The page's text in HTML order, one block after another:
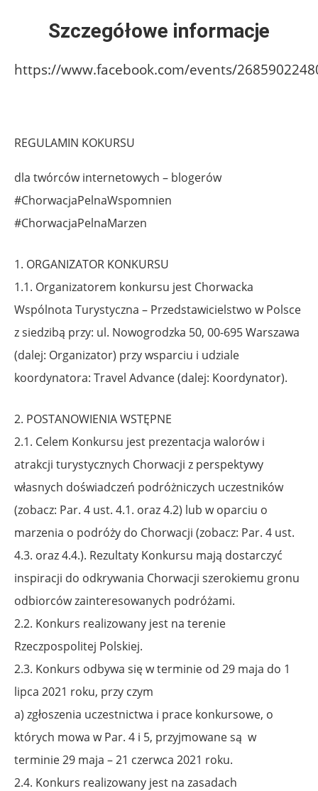
Szczegółowe informacje
https://www.facebook.com/events/
REGULAMIN KOKURSU
dla twórców internetowych – blogerów
#ChorwacjaPelnaWspomnien
#ChorwacjaPelnaMarzen
1. ORGANIZATOR KONKURSU
1.1. Organizatorem konkursu jest Chorwacka
Wspólnota Turystyczna – Przedstawicielstwo w Polsce
z siedzibą przy: ul. Nowogrodzka 50, 00-695 Warszawa
(dalej: Organizator) przy wsparciu i udziale
koordynatora: Travel Advance (dalej: Koordynator).
2. POSTANOWIENIA WSTĘPNE
2.1. Celem Konkursu jest prezentacja walorów i
atrakcji turystycznych Chorwacji z perspektywy
własnych doświadczeń podróżniczych uczestników
(zobacz: Par. 4 ust. 4.1. oraz 4.2) lub w oparciu o
marzenia o podróży do Chorwacji (zobacz: Par. 4 ust.
4.3. oraz 4.4.). Rezultaty Konkursu mają dostarczyć
inspiracji do odkrywania Chorwacji szerokiemu gronu
odbiorców zainteresowanych podróżami.
2.2. Konkurs realizowany jest na terenie
Rzeczpospolitej Polskiej.
2.3. Konkurs odbywa się w terminie od 29 maja do 1
lipca 2021 roku, przy czym
a) zgłoszenia uczestnictwa i prace konkursowe, o
których mowa w Par. 4 i 5, przyjmowane są w
terminie 29 maja – 21 czerwca 2021 roku.
2.4. Konkurs realizowany jest na zasadach